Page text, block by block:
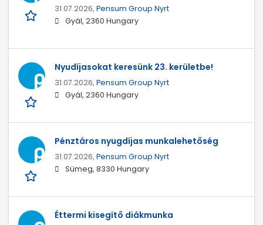
31.07.2026, Pensum Group Nyrt
Gyál, 2360 Hungary
Nyudíjasokat keresünk 23. kerületbe!
31.07.2026, Pensum Group Nyrt
Gyál, 2360 Hungary
Pénztáros nyugdíjas munkalehetőség
31.07.2026, Pensum Group Nyrt
Sümeg, 8330 Hungary
Éttermi kisegítő diákmunka